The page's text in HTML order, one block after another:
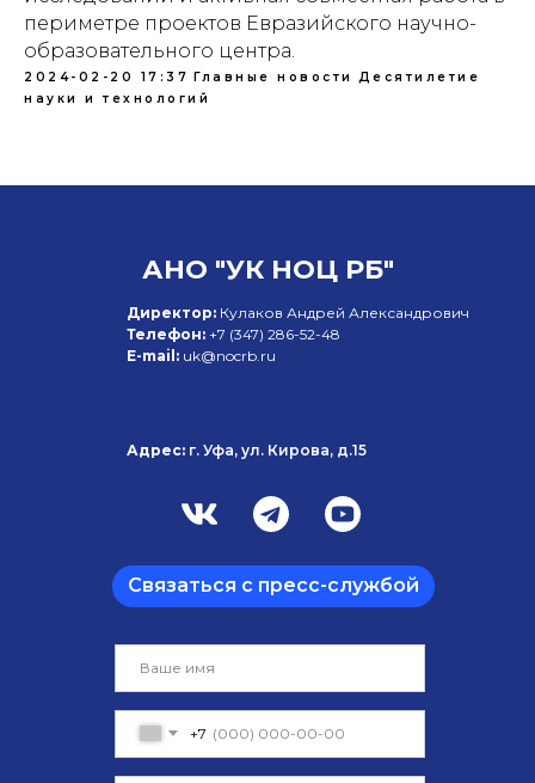
периметре проектов Евразийского научно-
образовательного центра.
2024-02-20 17:37 Главные новости
Десятилетие
науки и технологий
+7
АНО "УК НОЦ РБ"
Директор: Кулаков Андрей Александрович
Телефон: +7 (347) 286-52-48
E-mail: uk@nocrb.ru
Адрес: г. Уфа, ул. Кирова, д.15
Связаться с пресс-службой